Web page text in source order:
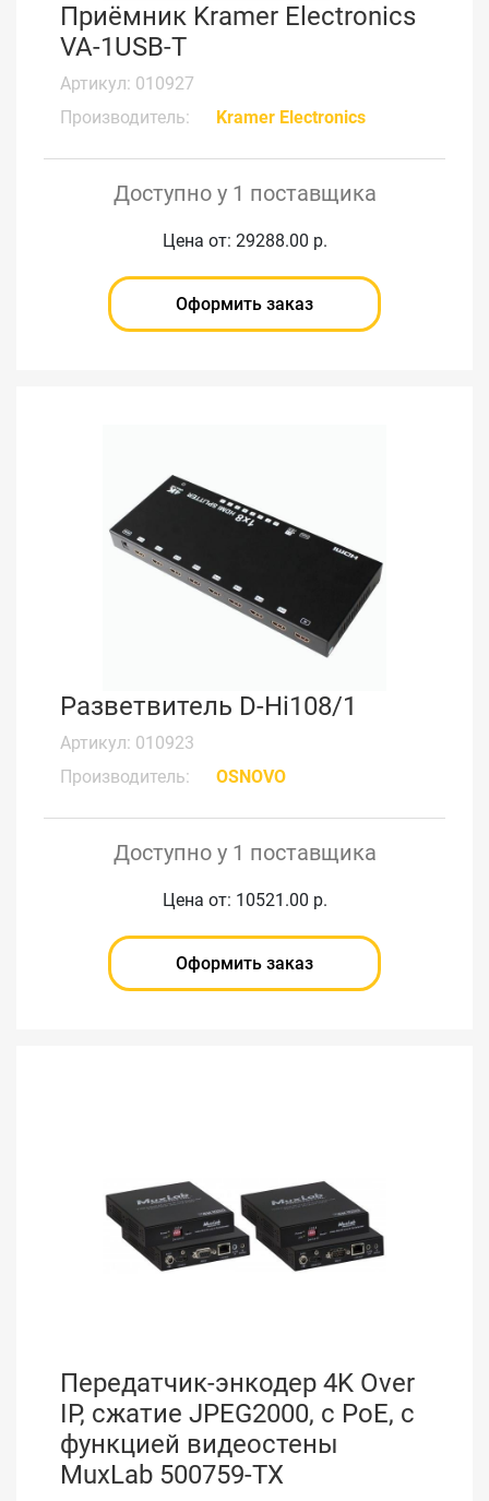
Приёмник Kramer Electronics
VA-1USB-T
Артикул: 010927
Производитель:
Kramer Electronics
Доступно у 1 поставщика
Цена от: 29288.00 р.
Оформить заказ
Разветвитель D-Hi108/1
Артикул: 010923
Производитель:
OSNOVO
Доступно у 1 поставщика
Цена от: 10521.00 р.
Оформить заказ
Передатчик-энкодер 4K Over
IP, сжатие JPEG2000, с PoE, с
функцией видеостены
MuxLab 500759-TX